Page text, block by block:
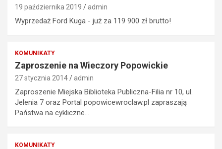
19 października 2019 admin
Wyprzedaż Ford Kuga - już za 119 900 zł brutto!
KOMUNIKATY
Zaproszenie na Wieczory Popowickie
27 stycznia 2014 admin
Zaproszenie Miejska Biblioteka Publiczna-Filia nr 10, ul.
Jelenia 7 oraz Portal popowicewroclaw.pl zapraszają
Państwa na cykliczne…
KOMUNIKATY